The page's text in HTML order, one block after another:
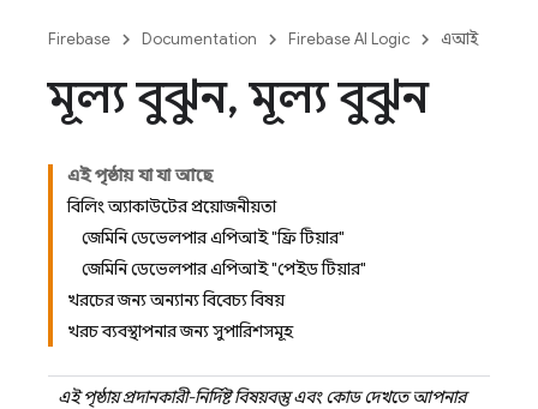
Firebase Documentation Firebase AI Logic এআই
মূল্য বুঝুন, মূল্য বুঝুন
এই পৃষ্ঠায় যা যা আছে
বিলিং অ্যাকাউন্টের প্রয়োজনীয়তা
জেমিনি ডেভেলপার এপিআই "ফ্রি টিয়ার"
জেমিনি ডেভেলপার এপিআই "পেইড টিয়ার"
খরচের জন্য অন্যান্য বিবেচ্য বিষয়
খরচ ব্যবস্থাপনার জন্য সুপারিশসমূহ
এই পৃষ্ঠায় প্রদানকারী-নির্দিষ্ট বিষয়বস্তু এবং কোড দেখতে আপনার